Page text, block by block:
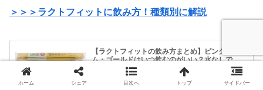
＞＞＞ラクトフィットに飲み方！種類別に解説
【ラクトフィットの飲み方まとめ】ピンク・スリ
ム・ゴールドはいつ飲むのがいい？水なしで
ラクトフィットの飲み方を種類別にわかりやすく解説！
「いつ飲む？」「ピンクやスリムの飲み方は？」「1日何
ホーム シェア 目次へ トップ サイドバー